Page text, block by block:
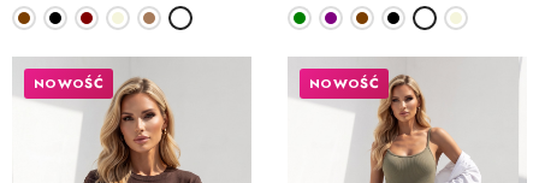
NOWOŚĆ NOWOŚĆ